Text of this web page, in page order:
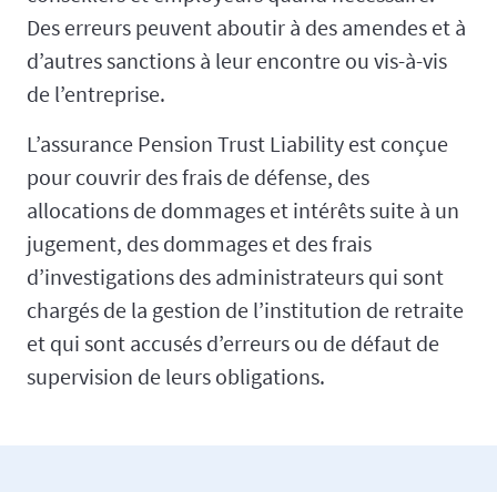
Des erreurs peuvent aboutir à des amendes et à
d’autres sanctions à leur encontre ou vis-à-vis
de l’entreprise.
L’assurance Pension Trust Liability est conçue
pour couvrir des frais de défense, des
allocations de dommages et intérêts suite à un
jugement, des dommages et des frais
d’investigations des administrateurs qui sont
chargés de la gestion de l’institution de retraite
et qui sont accusés d’erreurs ou de défaut de
supervision de leurs obligations.